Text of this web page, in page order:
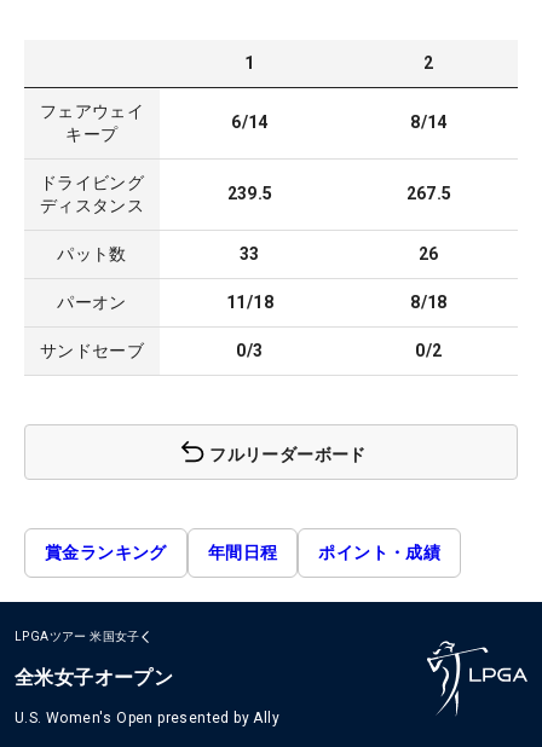
1 2
フェアウェイ
キープ
6/14 8/14
ドライビング
ディスタンス
239.5 267.5
パット数 33 26
パーオン 11/18 8/18
サンドセーブ 0/3 0/2
フルリーダーボード
賞金ランキング 年間日程 ポイント・成績
LPGAツアー 米国女子
全米女子オープン
U.S. Women's Open presented by Ally